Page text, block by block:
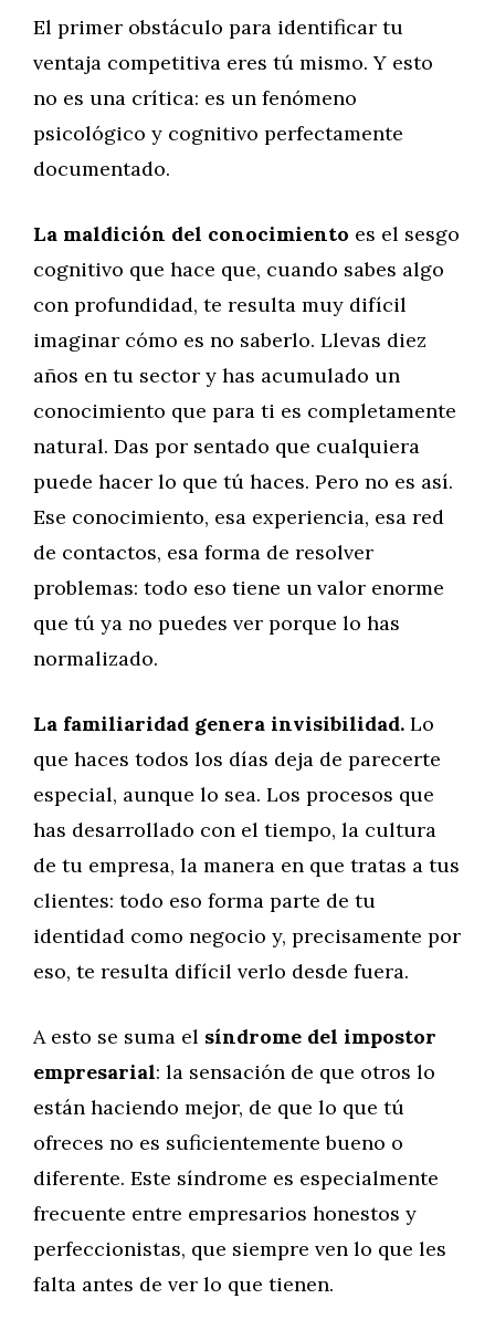
El primer obstáculo para identificar tu
ventaja competitiva eres tú mismo. Y esto
no es una crítica: es un fenómeno
psicológico y cognitivo perfectamente
documentado.
La maldición del conocimiento es el sesgo
cognitivo que hace que, cuando sabes algo
con profundidad, te resulta muy difícil
imaginar cómo es no saberlo. Llevas diez
años en tu sector y has acumulado un
conocimiento que para ti es completamente
natural. Das por sentado que cualquiera
puede hacer lo que tú haces. Pero no es así.
Ese conocimiento, esa experiencia, esa red
de contactos, esa forma de resolver
problemas: todo eso tiene un valor enorme
que tú ya no puedes ver porque lo has
normalizado.
La familiaridad genera invisibilidad. Lo
que haces todos los días deja de parecerte
especial, aunque lo sea. Los procesos que
has desarrollado con el tiempo, la cultura
de tu empresa, la manera en que tratas a tus
clientes: todo eso forma parte de tu
identidad como negocio y, precisamente por
eso, te resulta difícil verlo desde fuera.
A esto se suma el síndrome del impostor
empresarial: la sensación de que otros lo
están haciendo mejor, de que lo que tú
ofreces no es suficientemente bueno o
diferente. Este síndrome es especialmente
frecuente entre empresarios honestos y
perfeccionistas, que siempre ven lo que les
falta antes de ver lo que tienen.